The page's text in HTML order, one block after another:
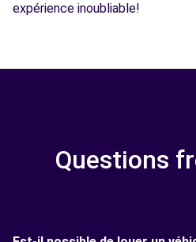
expérience inoubliable!
Questions